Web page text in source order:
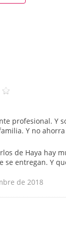
profesional. Y
Y no
de Haya hay
se entregan. Y
de 2018